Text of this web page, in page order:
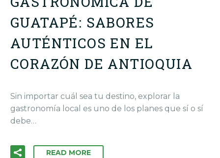
GUATAPÉ: SABORES
AUTÉNTICOS EN EL
CORAZÓN DE ANTIOQUIA
Sin importar cuál sea tu destino, explorar la
gastronomía local es uno de los planes que sí o sí
debe…
READ MORE